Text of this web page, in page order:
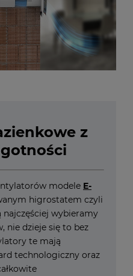
z
modele E-
higrostatem czyli
wybieramy
nie dzieje się to bez
te mają
technologiczny oraz